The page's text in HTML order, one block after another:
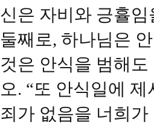
신은 자비와 긍휼
둘째로, 하나님은
것은 안식을 범해
오. “또 안식일에
죄가 없음을 너희